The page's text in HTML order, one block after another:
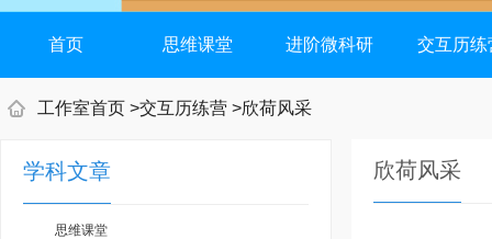
首页 思维课堂 进阶微科研 交互历练
工作室首页 >交互历练营 >欣荷风采
学科文章
思维课堂
欣荷风采